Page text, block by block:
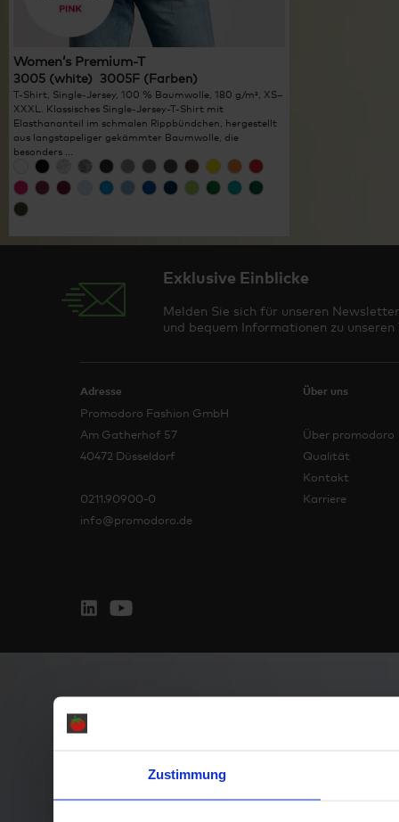
Zustimmung
Women’s Premium-T
3005 (white) 3005F (Farben)
T-Shirt, Single-Jersey, 100 % Baumwolle, 180 g/m², XS–
XXXL. Klassisches Single-Jersey-T-Shirt mit
Elasthananteil im schmalen Rippbündchen, hergestellt
aus langstapeliger gekämmter Baumwolle, die
besonders ...
Exklusive Einblicke
Melden Sie sich für unseren
und bequem Informationen zu
Adresse
Promodoro Fashion GmbH
Am Gatherhof 57
40472 Düsseldorf
0211.90900-0
info@promodoro.de
Über uns
Über promodoro
Qualität
Kontakt
Karriere